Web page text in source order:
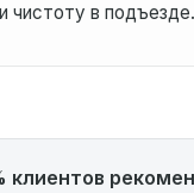
чистоту в подъезде.
клиентов